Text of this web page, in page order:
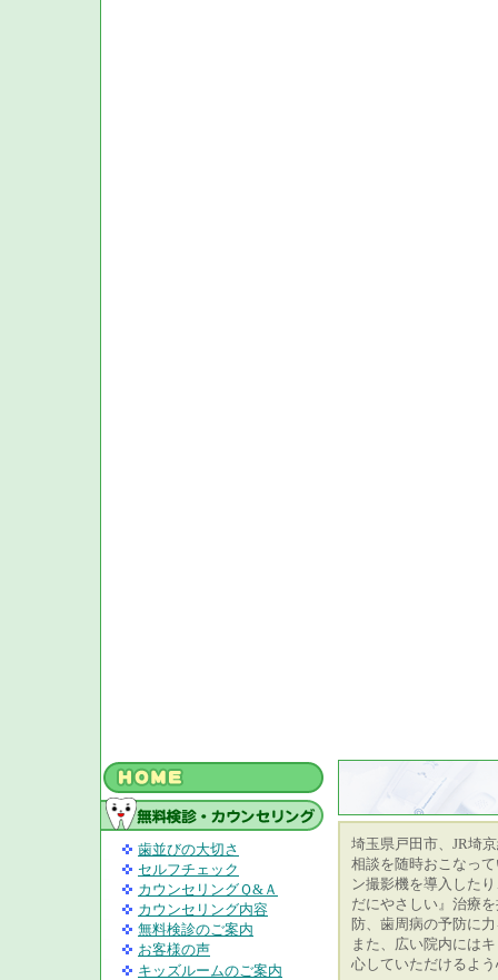
歯並びの大切さ
セルフチェック
カウンセリングＱ&Ａ
カウンセリング内容
無料検診のご案内
お客様の声
キッズルームのご案内
埼玉県戸田市、JR埼
相談を随時おこなっ
ン撮影機を導入した
だにやさしい』治療
防、歯周病の予防に
また、広い院内には
心していただけるよ